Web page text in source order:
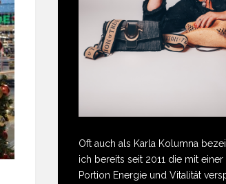
Oft auch als Karla Kolumna
ich bereits seit 2011 die mit
Portion Energie und Vitalität